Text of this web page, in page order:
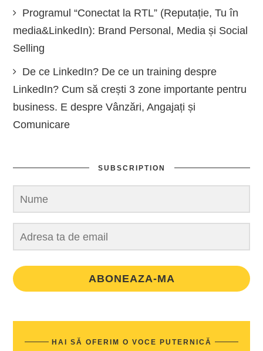
Programul “Conectat la RTL” (Reputație, Tu în
media&LinkedIn): Brand Personal, Media și Social
Selling
De ce LinkedIn? De ce un training despre
LinkedIn? Cum să crești 3 zone importante pentru
business. E despre Vânzări, Angajați și
Comunicare
SUBSCRIPTION
ABONEAZA-MA
HAI SĂ OFERIM O VOCE PUTERNICĂ